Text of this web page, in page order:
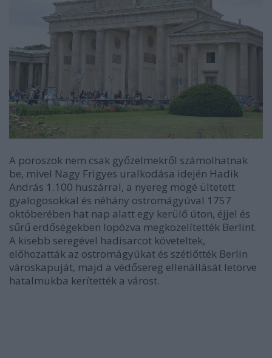
A poroszok nem csak győzelmekről számolhatnak
be, mivel Nagy Frigyes uralkodása idején Hadik
András 1.100 huszárral, a nyereg mögé ültetett
gyalogosokkal és néhány ostromágyúval 1757
októberében hat nap alatt egy kerülő úton, éjjel és
sűrű erdőségekben lopózva megközelítették Berlint.
A kisebb seregével hadisarcot követeltek,
előhozatták az ostromágyúkat és szétlőtték Berlin
városkapuját, majd a védősereg ellenállását letörve
hatalmukba kerítették a várost.